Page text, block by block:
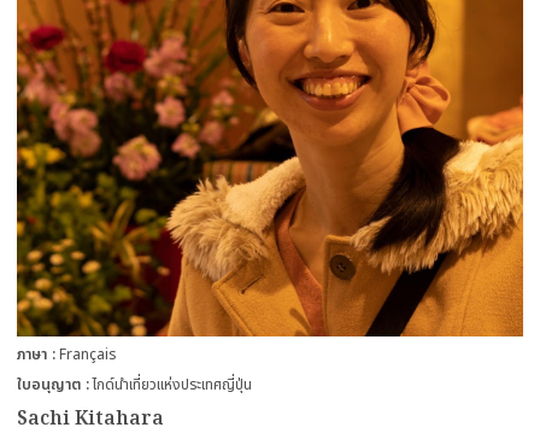
Sachi Kitahara
ภาษา Français
ใบอนุญาต ไกด์นำเที่ยวแห่งประเทศญี่ปุ่น